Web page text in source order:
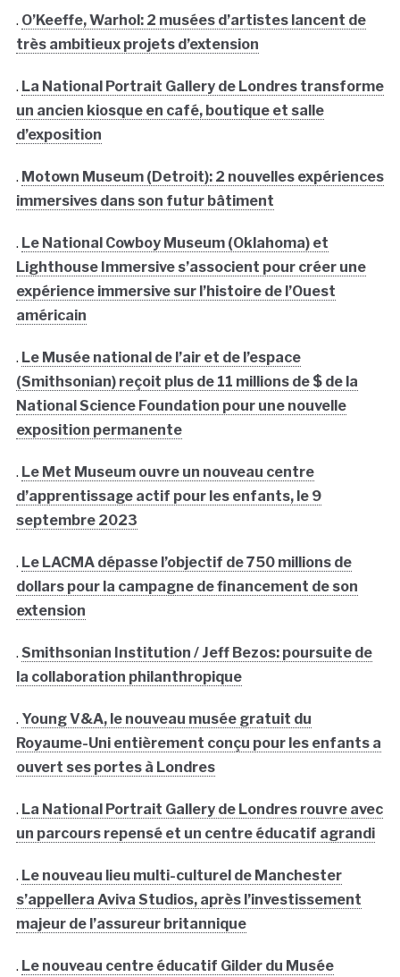
. O’Keeffe, Warhol: 2 musées d’artistes lancent de
très ambitieux projets d’extension
. La National Portrait Gallery de Londres transforme
un ancien kiosque en café, boutique et salle
d’exposition
. Motown Museum (Detroit): 2 nouvelles expériences
immersives dans son futur bâtiment
. Le National Cowboy Museum (Oklahoma) et
Lighthouse Immersive s’associent pour créer une
expérience immersive sur l’histoire de l’Ouest
américain
. Le Musée national de l’air et de l’espace
(Smithsonian) reçoit plus de 11 millions de $ de la
National Science Foundation pour une nouvelle
exposition permanente
. Le Met Museum ouvre un nouveau centre
d’apprentissage actif pour les enfants, le 9
septembre 2023
. Le LACMA dépasse l’objectif de 750 millions de
dollars pour la campagne de financement de son
extension
. Smithsonian Institution / Jeff Bezos: poursuite de
la collaboration philanthropique
. Young V&A, le nouveau musée gratuit du
Royaume-Uni entièrement conçu pour les enfants a
ouvert ses portes à Londres
. La National Portrait Gallery de Londres rouvre avec
un parcours repensé et un centre éducatif agrandi
. Le nouveau lieu multi-culturel de Manchester
s’appellera Aviva Studios, après l’investissement
majeur de l’assureur britannique
. Le nouveau centre éducatif Gilder du Musée